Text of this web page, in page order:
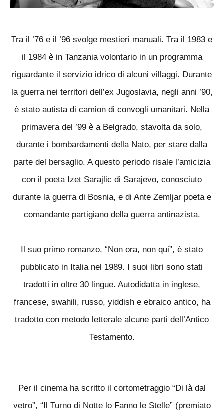
Tra il ’76 e il ’96 svolge mestieri manuali. Tra il 1983 e
il 1984 è in Tanzania volontario in un programma
riguardante il servizio idrico di alcuni villaggi. Durante
la guerra nei territori dell’ex Jugoslavia, negli anni ’90,
è stato autista di camion di convogli umanitari. Nella
primavera del ’99 è a Belgrado, stavolta da solo,
durante i bombardamenti della Nato, per stare dalla
parte del bersaglio. A questo periodo risale l’amicizia
con il poeta Izet Sarajlic di Sarajevo, conosciuto
durante la guerra di Bosnia, e di Ante Zemljar poeta e
comandante partigiano della guerra antinazista.
Il suo primo romanzo, “Non ora, non qui”, è stato
pubblicato in Italia nel 1989. I suoi libri sono stati
tradotti in oltre 30 lingue. Autodidatta in inglese,
francese, swahili, russo, yiddish e ebraico antico, ha
tradotto con metodo letterale alcune parti dell’Antico
Testamento.
Per il cinema ha scritto il cortometraggio “Di là dal
vetro”, “Il Turno di Notte lo Fanno le Stelle” (premiato